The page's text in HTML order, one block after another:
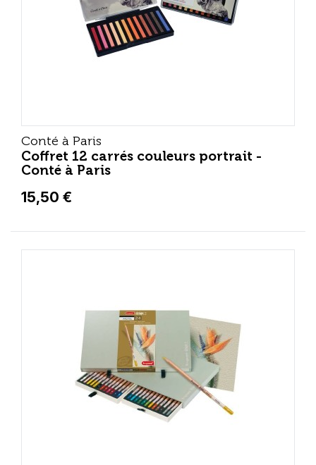
Conté à Paris
Coffret 12 carrés couleurs portrait -
Conté à Paris
15,50 €